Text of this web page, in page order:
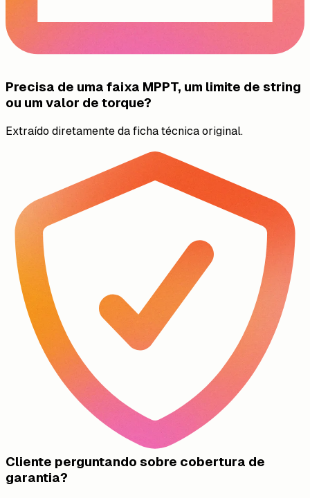
Precisa de uma faixa MPPT, um limite de string
ou um valor de torque?
Extraído diretamente da ficha técnica original.
Cliente perguntando sobre cobertura de
garantia?